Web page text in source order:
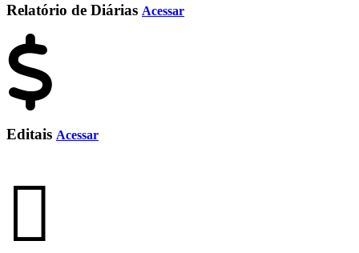
Relatório de Diárias Acessar
Editais Acessar